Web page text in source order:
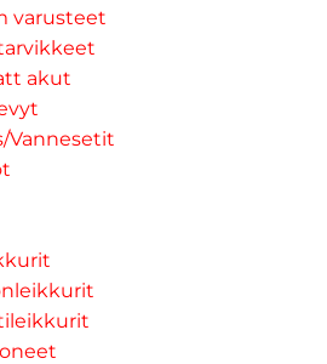
varusteet
akut
Vannesetit